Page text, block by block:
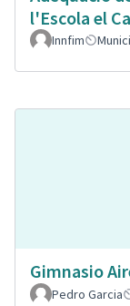
l'Escola el
Innfim
Gimnasio
Pedro Garcia